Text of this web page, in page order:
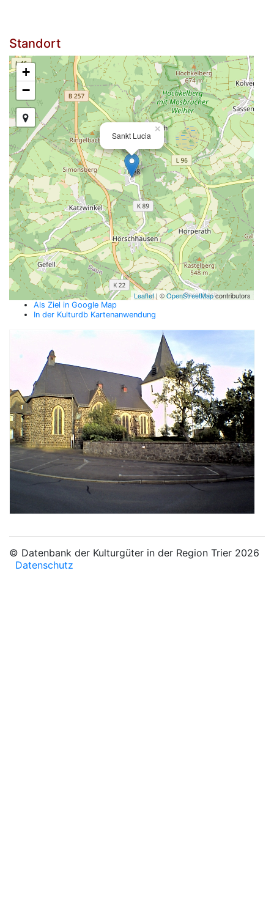
Standort
Sankt Lucia
×
+
−
Leaflet| ©OpenStreetMapcontributors
Als Ziel in Google Map
In der Kulturdb Kartenanwendung
© Datenbank der Kulturgüter in der Region Trier 2026
Datenschutz